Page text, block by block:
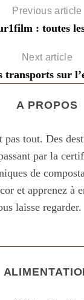
Previous article
: toutes
Next article
transports sur
A PROPOS
pas tout. Des
par la
de
et apprenez à
laisse regarder.